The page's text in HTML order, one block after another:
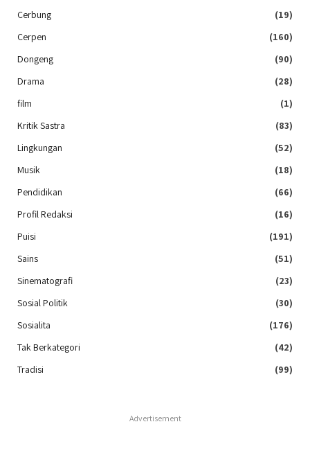
Cerbung
(19)
Cerpen
(160)
Dongeng
(90)
Drama
(28)
film
(1)
Kritik Sastra
(83)
Lingkungan
(52)
Musik
(18)
Pendidikan
(66)
Profil Redaksi
(16)
Puisi
(191)
Sains
(51)
Sinematografi
(23)
Sosial Politik
(30)
Sosialita
(176)
Tak Berkategori
(42)
Tradisi
(99)
Advertisement